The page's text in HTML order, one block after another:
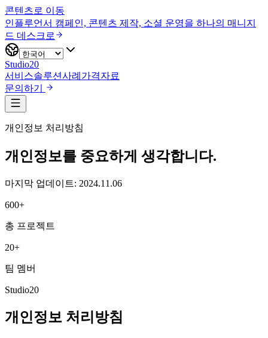
콘텐츠로 이동
인플루언서 캠페인, 콘텐츠 제작, 소셜 운영을 하나의 매니지
드 데스크로
Studio20
서비스솔루션사례 가격자료
문의하기
개인정보 처리방침
개인정보를 중요하게 생각합니다.
마지막 업데이트: 2024.11.06
600+
총 프로젝트
20+
팀 멤버
Studio20
개인정보 처리방침